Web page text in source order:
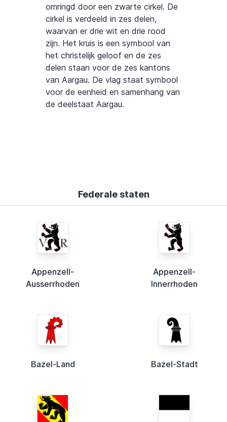
omringd door een zwarte cirkel. De
cirkel is verdeeld in zes delen,
waarvan er drie wit en drie rood
zijn. Het kruis is een symbool van
het christelijk geloof en de zes
delen staan voor de zes kantons
van Aargau. De vlag staat symbool
voor de eenheid en samenhang van
de deelstaat Aargau.
Federale staten
Appenzell-
Ausserrhoden
Appenzell-
Innerrhoden
Bazel-Land Bazel-Stadt